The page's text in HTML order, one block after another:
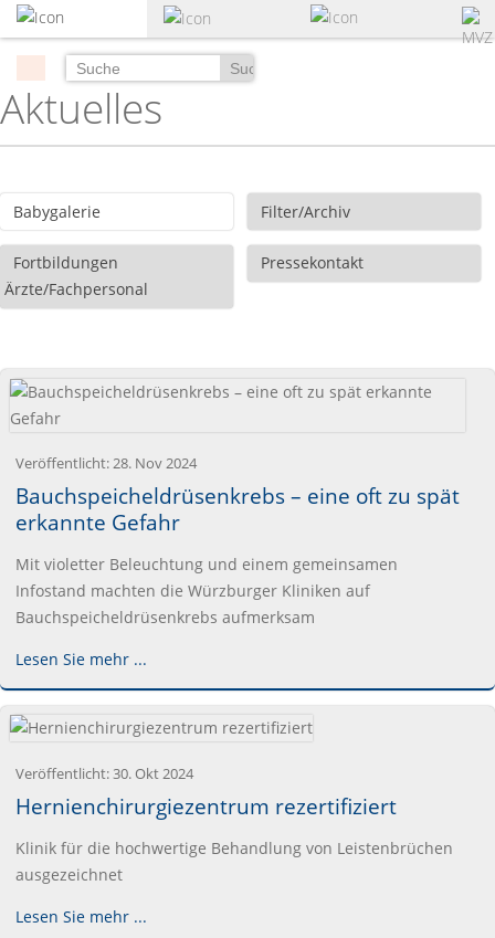
zum
Hauptinhalt
Suchen
Aktuelles
Babygalerie Filter/Archiv
Fortbildungen
Ärzte/Fachpersonal
Pressekontakt
Veröffentlicht:28. Nov 2024
Bauchspeicheldrüsenkrebs – eine oft zu spät
erkannte Gefahr
Mit violetter Beleuchtung und einem gemeinsamen
Infostand machten die Würzburger Kliniken auf
Bauchspeicheldrüsenkrebs aufmerksam
Lesen Sie mehr ...
Veröffentlicht:30. Okt 2024
Hernienchirurgiezentrum rezertifiziert
Klinik für die hochwertige Behandlung von Leistenbrüchen
ausgezeichnet
Lesen Sie mehr ...